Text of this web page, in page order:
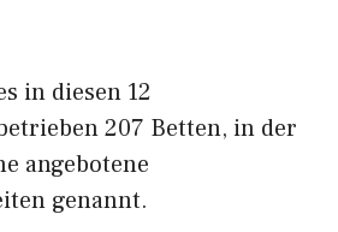
in diesen 12
207 Betten, in der
angebotene
genannt.